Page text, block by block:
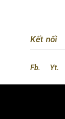
Kết nối
Fb. Yt.